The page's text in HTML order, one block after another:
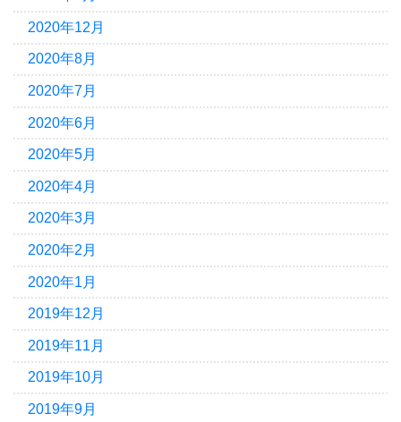
2020年12月
2020年8月
2020年7月
2020年6月
2020年5月
2020年4月
2020年3月
2020年2月
2020年1月
2019年12月
2019年11月
2019年10月
2019年9月